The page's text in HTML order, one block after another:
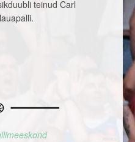
teinud Carl